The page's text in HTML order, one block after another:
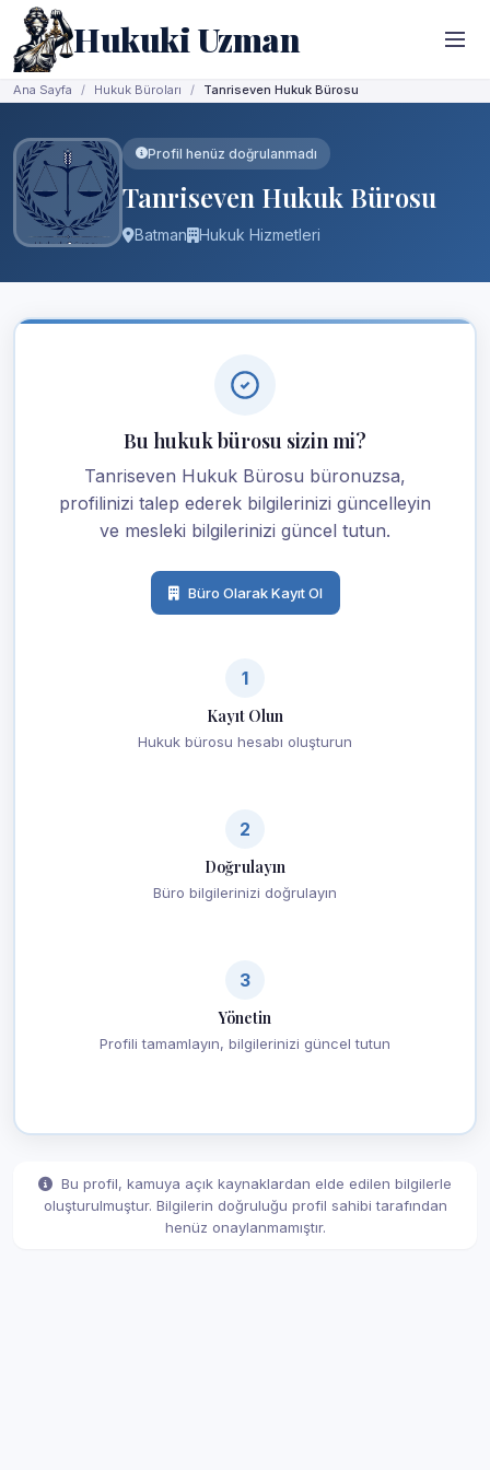
Hukuki Uzman
Ana Sayfa Hukuk Büroları Tanriseven Hukuk Bürosu
Profil henüz doğrulanmadı
Tanriseven Hukuk Bürosu
Batman Hukuk Hizmetleri
Bu hukuk bürosu sizin mi?
Tanriseven Hukuk Bürosu büronuzsa,
profilinizi talep ederek bilgilerinizi güncelleyin
ve mesleki bilgilerinizi güncel tutun.
Büro Olarak Kayıt Ol
1
Kayıt Olun
Hukuk bürosu hesabı oluşturun
2
Doğrulayın
Büro bilgilerinizi doğrulayın
3
Yönetin
Profili tamamlayın, bilgilerinizi güncel tutun
Bu profil, kamuya açık kaynaklardan elde edilen bilgilerle
oluşturulmuştur. Bilgilerin doğruluğu profil sahibi tarafından
henüz onaylanmamıştır.